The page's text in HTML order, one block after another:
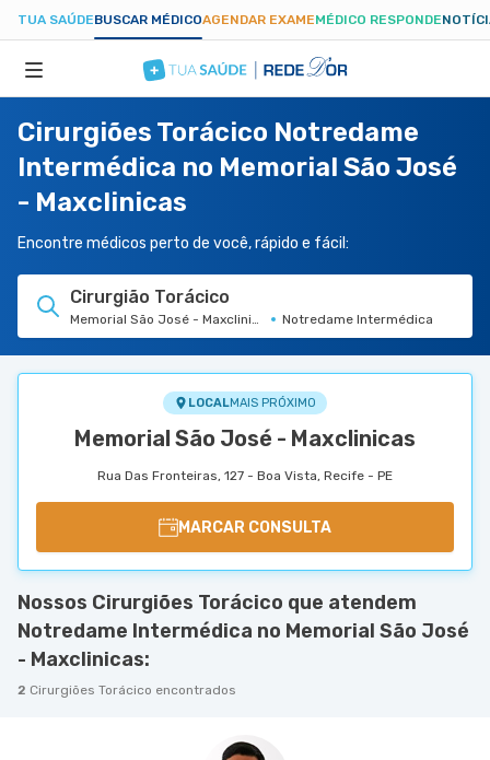
TUA SAÚDEBUSCAR MÉDICOAGENDAR EXAMEMÉDICO RESPONDE
ESPECIALIDADES
HOSPITAIS
TUASAUDE.COM
Cirurgiões Torácico Notredame
Intermédica no Memorial São José
- Maxclinicas
Encontre médicos perto de você, rápido e fácil:
Cirurgião Torácico
Memorial São José - Maxclinicas Notredame Intermédica
LOCALMAIS PRÓXIMO
Memorial São José - Maxclinicas
Rua Das Fronteiras, 127 - Boa Vista, Recife - PE
MARCAR CONSULTA
Nossos Cirurgiões Torácico que atendem
Notredame Intermédica no Memorial São José
- Maxclinicas:
2 Cirurgiões Torácico encontrados